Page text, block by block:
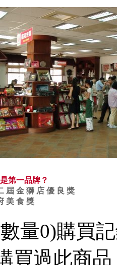
第一品牌？
屆 金 獅 店 優 良 獎
美 食 獎
量0)購買
買過此商品